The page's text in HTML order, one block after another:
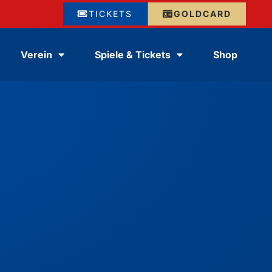
GOLDCARD
TICKETS
Verein Spiele & Tickets Shop